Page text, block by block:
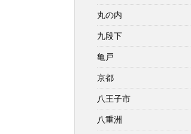
丸の内
九段下
亀戸
京都
八王子市
八重洲